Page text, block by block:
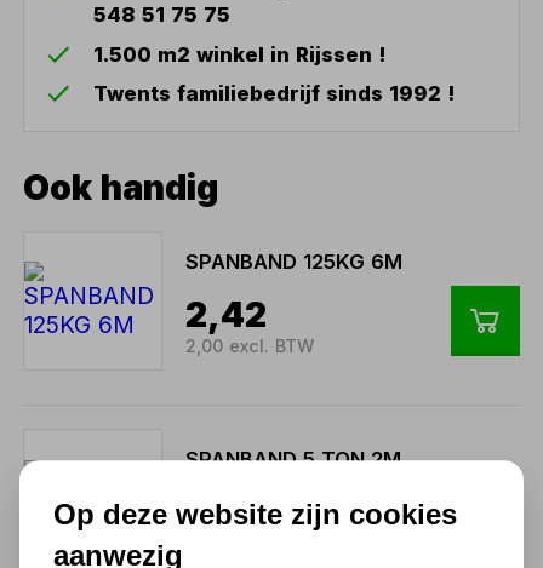
548 51 75 75
1.500 m2 winkel in Rijssen !
Twents familiebedrijf sinds 1992 !
Ook handig
SPANBAND 125KG 6M
2,42
2,00 excl. BTW
SPANBAND 5 TON 2M
12,10
Op deze website zijn cookies
aanwezig